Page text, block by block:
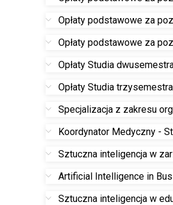
Opłaty podstawowe za
Opłaty podstawowe za
Opłaty Studia
Opłaty Studia
Specjalizacja z zakresu
Koordynator Medyczny -
Sztuczna inteligencja w
Artificial Intelligence in
Sztuczna inteligencja w